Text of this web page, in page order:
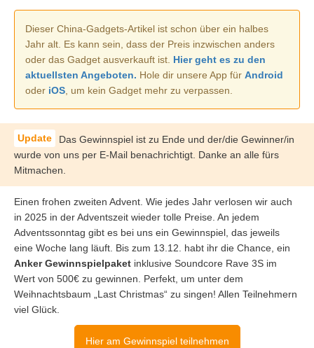
Dieser China-Gadgets-Artikel ist schon über ein halbes
Jahr alt. Es kann sein, dass der Preis inzwischen anders
oder das Gadget ausverkauft ist. Hier geht es zu den
aktuellsten Angeboten. Hole dir unsere App für Android
oder iOS , um kein Gadget mehr zu verpassen.
Das Gewinnspiel ist zu Ende und der/die Gewinner/in
wurde von uns per E-Mail benachrichtigt. Danke an alle fürs
Mitmachen.
Einen frohen zweiten Advent. Wie jedes Jahr verlosen wir auch
in 2025 in der Adventszeit wieder tolle Preise. An jedem
Adventssonntag gibt es bei uns ein Gewinnspiel, das jeweils
eine Woche lang läuft. Bis zum 13.12. habt ihr die Chance, ein
Anker Gewinnspielpaket inklusive Soundcore Rave 3S im
Wert von 500€ zu gewinnen. Perfekt, um unter dem
Weihnachtsbaum „Last Christmas“ zu singen! Allen Teilnehmern
viel Glück.
Hier am Gewinnspiel teilnehmen